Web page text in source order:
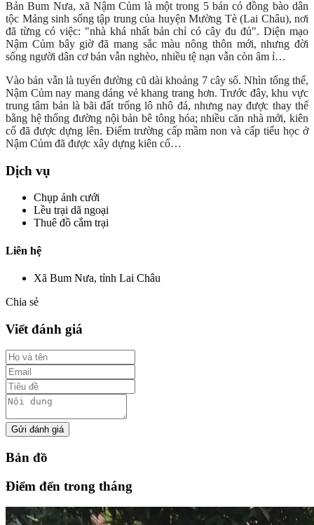
Bản Bum Nưa, xã Nậm Củm là một trong 5 bản có đồng bào dân
tộc Mảng sinh sống tập trung của huyện Mường Tè (Lai Châu), nơi
đã từng có việc: "nhà khá nhất bản chỉ có cây đu đủ". Diện mạo
Nậm Củm bây giờ đã mang sắc màu nông thôn mới, nhưng đời
sống người dân cơ bản vẫn nghèo, nhiều tệ nạn vẫn còn âm ỉ…
Vào bản vẫn là tuyến đường cũ dài khoảng 7 cây số. Nhìn tổng thể,
Nậm Củm nay mang dáng vẻ khang trang hơn. Trước đây, khu vực
trung tâm bản là bãi đất trống lô nhô đá, nhưng nay được thay thế
bằng hệ thống đường nội bản bê tông hóa; nhiều căn nhà mới, kiên
cố đã được dựng lên. Điểm trường cấp mầm non và cấp tiểu học ở
Nậm Củm đã được xây dựng kiên cố…
Dịch vụ
Chụp ảnh cưới
Lều trại dã ngoại
Thuê đồ cắm trại
Liên hệ
Xã Bum Nưa, tỉnh Lai Châu
Chia sẻ
Viết đánh giá
Gửi đánh giá
Bản đồ
Điểm đến trong tháng